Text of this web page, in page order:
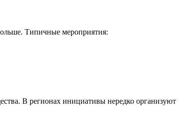
Типичные мероприятия:
В регионах инициативы нередко организуют